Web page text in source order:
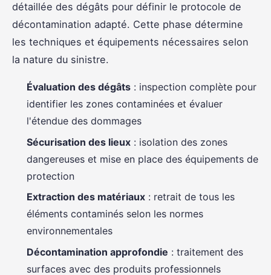
détaillée des dégâts pour définir le protocole de
décontamination adapté. Cette phase détermine
les techniques et équipements nécessaires selon
la nature du sinistre.
Évaluation des dégâts : inspection complète pour
identifier les zones contaminées et évaluer
l'étendue des dommages
Sécurisation des lieux : isolation des zones
dangereuses et mise en place des équipements de
protection
Extraction des matériaux : retrait de tous les
éléments contaminés selon les normes
environnementales
Décontamination approfondie : traitement des
surfaces avec des produits professionnels